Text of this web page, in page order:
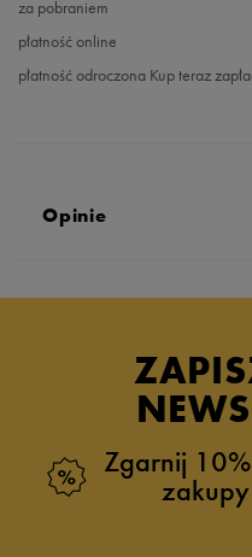
za pobraniem
płatność online
płatność odroczona Kup teraz
Opinie
Zgarnij